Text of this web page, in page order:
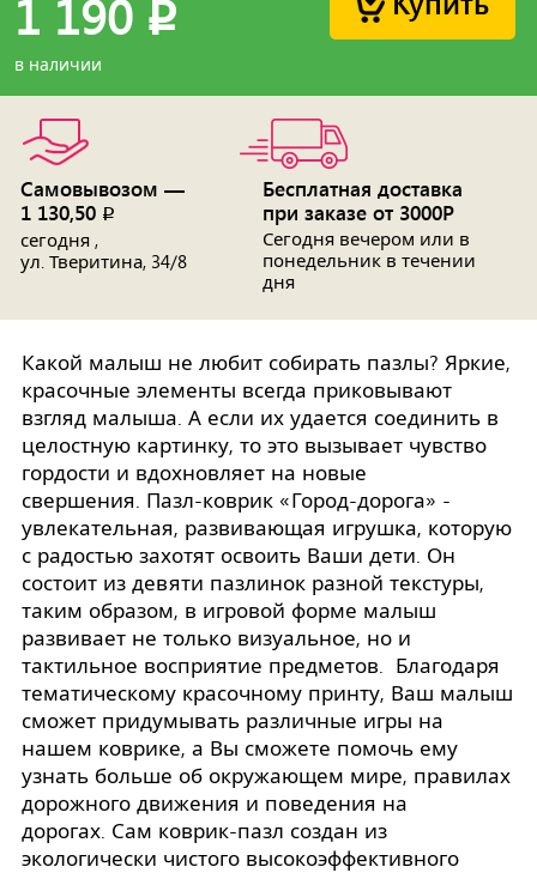
1 190 p
в наличии
Самовывозом —
1 130,50 p
сегодня ,
ул. Тверитина, 34/8
Бесплатная доставка
при заказе от 3000Р
Сегодня вечером или в
понедельник в течении
дня
Какой малыш не любит собирать пазлы? Яркие,
красочные элементы всегда приковывают
взгляд малыша. А если их удается соединить в
целостную картинку, то это вызывает чувство
гордости и вдохновляет на новые
свершения. Пазл-коврик «Город-дорога» -
увлекательная, развивающая игрушка, которую
с радостью захотят освоить Ваши дети. Он
состоит из девяти пазлинок разной текстуры,
таким образом, в игровой форме малыш
развивает не только визуальное, но и
тактильное восприятие предметов. Благодаря
тематическому красочному принту, Ваш малыш
сможет придумывать различные игры на
нашем коврике, а Вы сможете помочь ему
узнать больше об окружающем мире, правилах
дорожного движения и поведения на
дорогах. Сам коврик-пазл создан из
экологически чистого высокоэффективного